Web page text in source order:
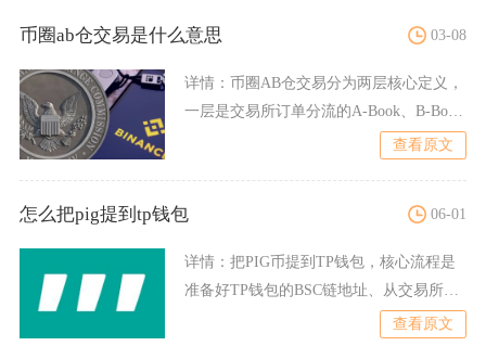
币圈ab仓交易是什么意思 03-08
详情： 币圈AB仓交易分为两层核心定义，
一层是交易所订单分流的A-Book、B-Book
查看原文
怎么把pig提到tp钱包 06-01
详情： 把PIG币提到TP钱包，核心流程是
准备好TP钱包的BSC链地址、从交易所发
查看原文